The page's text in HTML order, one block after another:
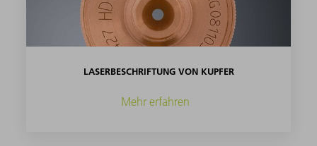
LASERBESCHRIFTUNG VON KUPFER
Mehr erfahren